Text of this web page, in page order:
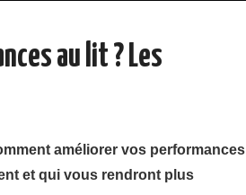
au lit ? Les
améliorer vos performances
et qui vous rendront plus